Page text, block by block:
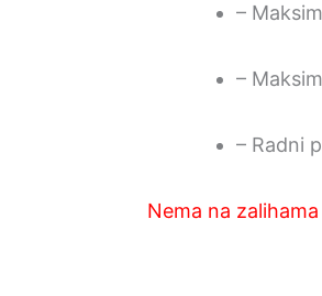
–
–
– Radni
Nema na zalihama